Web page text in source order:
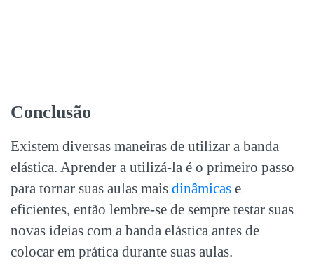
Conclusão
Existem diversas maneiras de utilizar a banda
elástica. Aprender a utilizá-la é o primeiro passo
para tornar suas aulas mais dinâmicas e
eficientes, então lembre-se de sempre testar suas
novas ideias com a banda elástica antes de
colocar em prática durante suas aulas.